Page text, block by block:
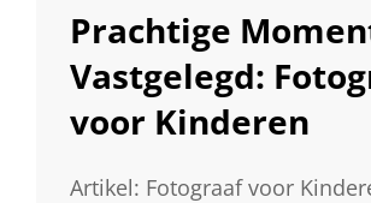
Prachtige
Vastgelegd:
voor Kinderen
Artikel: Fotograaf voor